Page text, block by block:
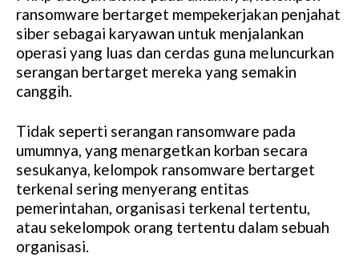
M
u
t
e
ransomware bertarget mempekerjakan penjahat
siber sebagai karyawan untuk menjalankan
operasi yang luas dan cerdas guna meluncurkan
serangan bertarget mereka yang semakin
canggih.
Tidak seperti serangan ransomware pada
umumnya, yang menargetkan korban secara
sesukanya, kelompok ransomware bertarget
terkenal sering menyerang entitas
pemerintahan, organisasi terkenal tertentu,
atau sekelompok orang tertentu dalam sebuah
organisasi.